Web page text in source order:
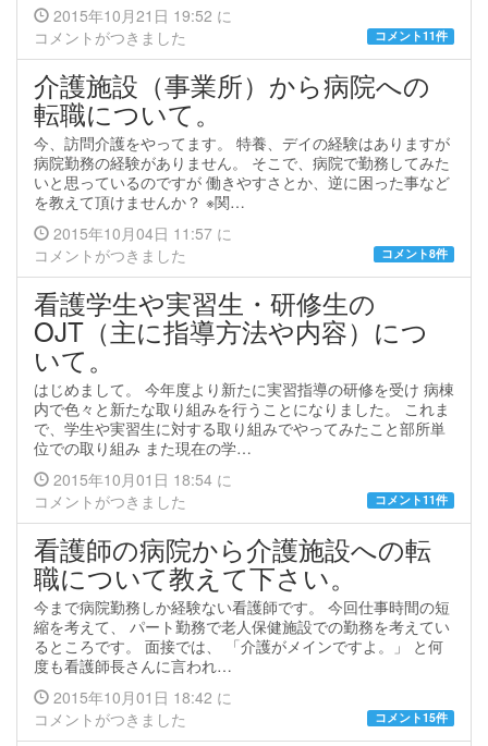
2015年10月21日 19:52 に
コメントがつきました
コメント11件
介護施設（事業所）から病院への
転職について。
今、訪問介護をやってます。 特養、デイの経験はありますが
病院勤務の経験がありません。 そこで、病院で勤務してみた
いと思っているのですが 働きやすさとか、逆に困った事など
を教えて頂けませんか？ ※関…
2015年10月04日 11:57 に
コメントがつきました
コメント8件
看護学生や実習生・研修生の
OJT（主に指導方法や内容）につ
いて。
はじめまして。 今年度より新たに実習指導の研修を受け 病棟
内で色々と新たな取り組みを行うことになりました。 これま
で、学生や実習生に対する取り組みでやってみたこと部所単
位での取り組み また現在の学…
2015年10月01日 18:54 に
コメントがつきました
コメント11件
看護師の病院から介護施設への転
職について教えて下さい。
今まで病院勤務しか経験ない看護師です。 今回仕事時間の短
縮を考えて、 パート勤務で老人保健施設での勤務を考えてい
るところです。 面接では、 「介護がメインですよ。」 と何
度も看護師長さんに言われ…
2015年10月01日 18:42 に
コメントがつきました
コメント15件